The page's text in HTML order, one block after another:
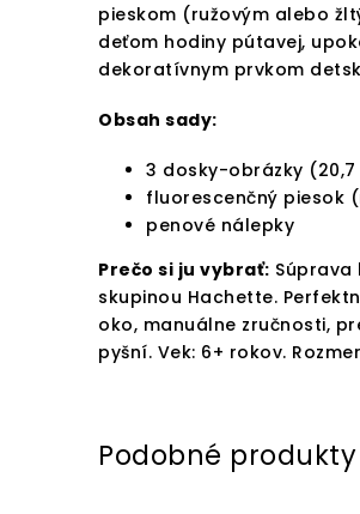
pieskom (ružovým alebo
deťom hodiny pútavej,
dekoratívnym prvkom
Obsah sady:
3 dosky-obrázky (20,7
fluorescenčný piesok
penové nálepky
Prečo si ju vybrať:
skupinou Hachette.
oko, manuálne zručnosti,
pyšní. Vek: 6+ rokov.